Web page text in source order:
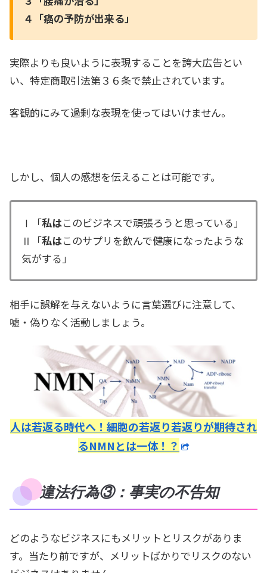
４「癌の予防が出来る」
実際よりも良いように表現することを誇大広告とい
い、特定商取引法第３６条で禁止されています。
客観的にみて過剰な表現を使ってはいけません。
しかし、個人の感想を伝えることは可能です。
Ⅰ「私はこのビジネスで頑張ろうと思っている」
Ⅱ「私はこのサプリを飲んで健康になったような
気がする」
相手に誤解を与えないように言葉選びに注意して、
嘘・偽りなく活動しましょう。
人は若返る時代へ！細胞の若返り若返りが期待され
るNMNとは一体！？
違法行為③：事実の不告知
どのようなビジネスにもメリットとリスクがありま
す。当たり前ですが、メリットばかりでリスクのない